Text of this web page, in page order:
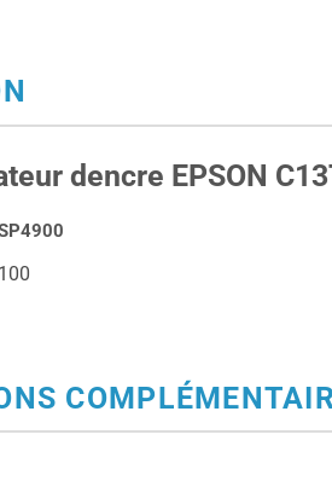
dencre EPSON